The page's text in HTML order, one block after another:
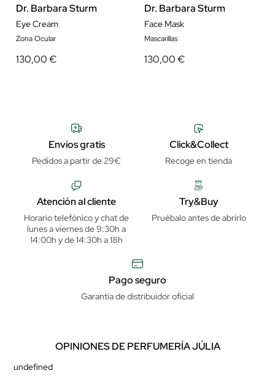
Dr. Barbara Sturm
Eye Cream
Zona Ocular
130,00 €
Dr. Barbara Sturm
Face Mask
Mascarillas
130,00 €
Envíos gratis
Pedidos a partir de 29€
Click&Collect
Recoge en tienda
Atención al cliente
Horario telefónico y chat de
lunes a viernes de 9:30h a
14:00h y de 14:30h a 18h
Try&Buy
Pruébalo antes de abrirlo
Pago seguro
Garantía de distribuidor oficial
OPINIONES DE PERFUMERÍA JÚLIA
undefined